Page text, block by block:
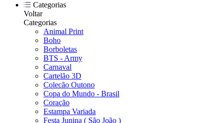
Categorias
Voltar
Categorias
Animal Print
Boho
Borboletas
BTS - Army
Carnaval
Cartelão 3D
Colecão Outono
Copa do Mundo - Brasil
Coração
Estampa Variada
Festa Junina ( São João )